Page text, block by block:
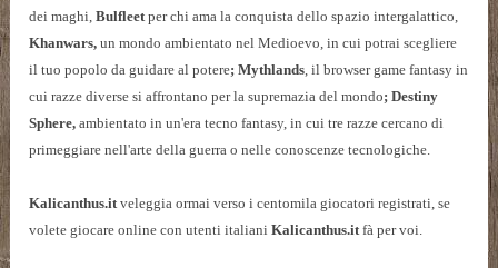
dei maghi,Bulfleetper chi ama la conquista dello spazio intergalattico,
Khanwars,un mondo ambientato nel Medioevo, in cui potrai scegliere
il tuo popolo da guidare al potere; Mythlands, il browser game fantasy in
cui razze diverse si affrontano per la supremazia del mondo; Destiny
Sphere,ambientato in un'era tecno fantasy, in cui tre razze cercano di
primeggiare nell'arte della guerra o nelle conoscenze tecnologiche.
Kalicanthus.itveleggia ormai verso i centomila giocatori registrati, se
volete giocare online con utenti italianiKalicanthus.itfà per voi.